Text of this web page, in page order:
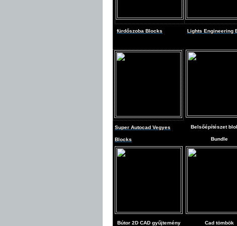
fürdőszoba Blocks Lights Engineering
Super Autocad Vegyes
Blocks
Belsőépítészet
Bundle
Bútor 2D CAD gyűjtemény Cad tömbök